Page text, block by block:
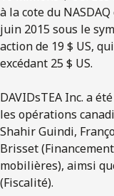
à la cote du
juin 2015 sous le
action de 19 $ US,
excédant 25 $ US.
DAVIDsTEA Inc. a
les opérations
Shahir Guindi,
Brisset
mobilières), aimsi
(Fiscalité).